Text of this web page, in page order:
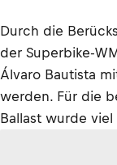
Durch die
der Superbike-
Álvaro Bautista
werden. Für die
Ballast wurde